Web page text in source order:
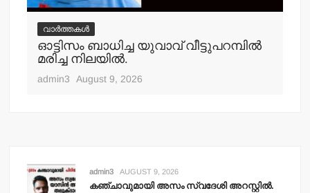
വാർത്തകൾ
ഓട്ടിസം ബാധിച്ച യുവാവ് വീട്ടുപറമ്പില്‍
മരിച്ച നിലയില്‍.
admin3 August 9, 2026
admin3 AUGUST 9, 2026
കഞ്ചാവുമായി അസം സ്വദേശി അറസ്റ്റില്‍.